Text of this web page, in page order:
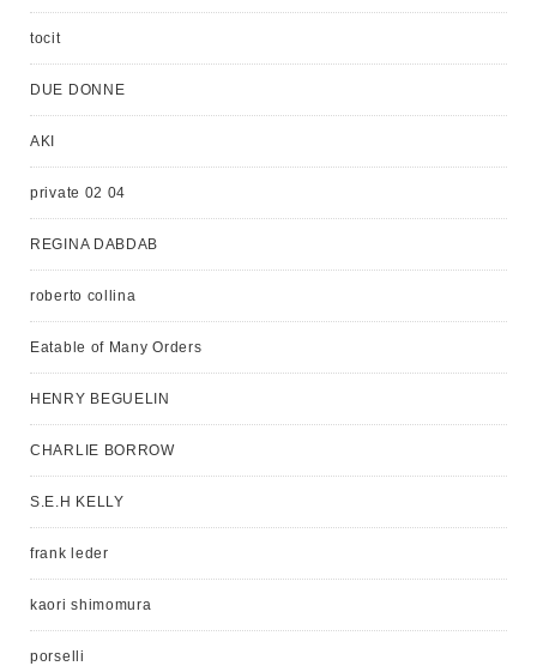
tocit
DUE DONNE
AKI
private 02 04
REGINA DABDAB
roberto collina
Eatable of Many Orders
HENRY BEGUELIN
CHARLIE BORROW
S.E.H KELLY
frank leder
kaori shimomura
porselli